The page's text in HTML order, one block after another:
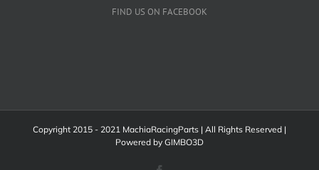
FIND US ON FACEBOOK
Copyright 2015 - 2021 MachiaRacingParts | All Rights Reserved |
Powered by GIMBO3D